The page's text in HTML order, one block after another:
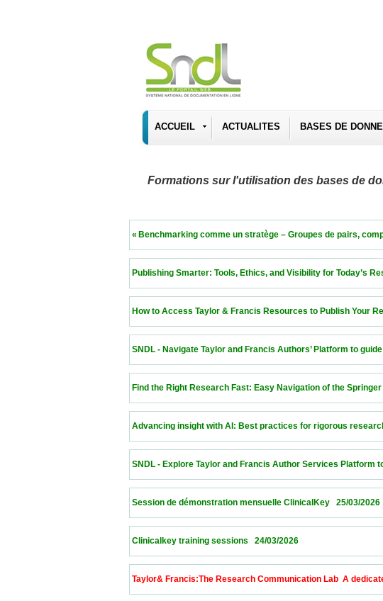
ACCUEIL ACTUALITES BASES DE
Formations sur l'utilisation des bases de
« Benchmarking comme un stratège – Groupes de
Publishing Smarter: Tools, Ethics, and Visibility for
How to Access Taylor & Francis Resources to Publish
SNDL - Navigate Taylor and Francis Authors’ Platform
Find the Right Research Fast: Easy Navigation of the
Advancing insight with AI: Best practices for
SNDL - Explore Taylor and Francis Author Services
Session de démonstration mensuelle ClinicalKey
Clinicalkey training sessions   24/03/2026
Taylor& Francis:The Research Communication Lab  A